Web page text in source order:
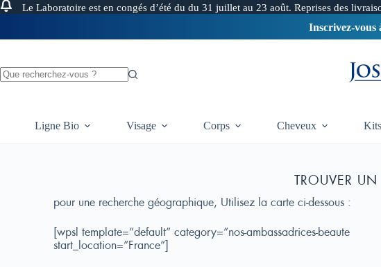
Le Laboratoire est en congés d’été du du 31 juillet au 23 août. Reprises des
Livraison
Inscrivez-vous
Ligne Bio Visage Corps Cheveux
TROUVER
pour une recherche géographique, Utilisez la carte ci-dessous :
[wpsl template=”default” category=”nos-ambassadrices-beaute
start_location=”France”]